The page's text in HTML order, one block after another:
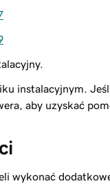
instalacyjnym.
aby uzyskać
wykonać